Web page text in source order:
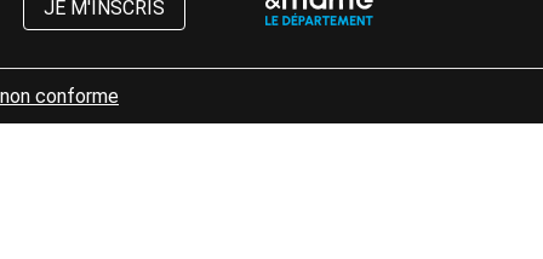
JE M'INSCRIS
conforme